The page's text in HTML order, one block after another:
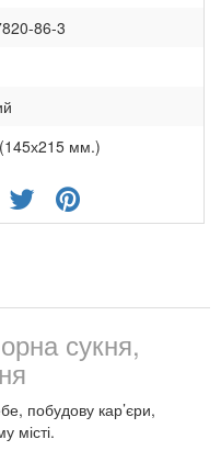
86-3
мм.)
сукня,
побудову кар’єри,
місті.